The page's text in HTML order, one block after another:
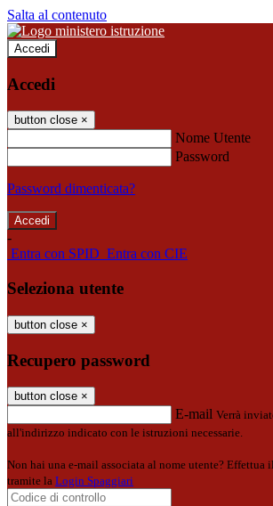
Salta al contenuto
Accedi
Accedi
button close ×
Nome Utente
Password
Password dimenticata?
-
Entra con SPID Entra con CIE
Seleziona utente
button close ×
Recupero password
button close ×
E-mail Verrà
all'indirizzo indicato con le istruzioni necessarie.
Non hai una e-mail associata al nome utente? Effettua
tramite la Login Spaggiari